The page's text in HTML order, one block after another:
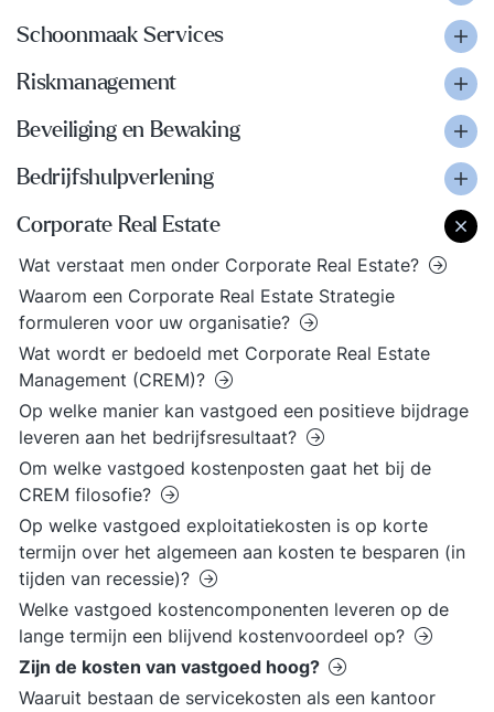
Schoonmaak Services
Riskmanagement
Beveiliging en Bewaking
Bedrijfshulpverlening
Corporate Real Estate
Wat verstaat men onder Corporate Real Estate?
Waarom een Corporate Real Estate Strategie
formuleren voor uw organisatie?
Wat wordt er bedoeld met Corporate Real Estate
Management (CREM)?
Op welke manier kan vastgoed een positieve bijdrage
leveren aan het bedrijfsresultaat?
Om welke vastgoed kostenposten gaat het bij de
CREM filosofie?
Op welke vastgoed exploitatiekosten is op korte
termijn over het algemeen aan kosten te besparen (in
tijden van recessie)?
Welke vastgoed kostencomponenten leveren op de
lange termijn een blijvend kostenvoordeel op?
Zijn de kosten van vastgoed hoog?
Waaruit bestaan de servicekosten als een kantoor